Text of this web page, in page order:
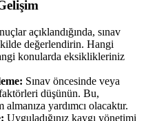
açıklandığında, sınav
değerlendirin. Hangi
konularda eksiklikleriniz
Sınav öncesinde veya
faktörleri düşünün. Bu,
yardımcı olacaktır.
Uyguladığınız kaygı yönetimi